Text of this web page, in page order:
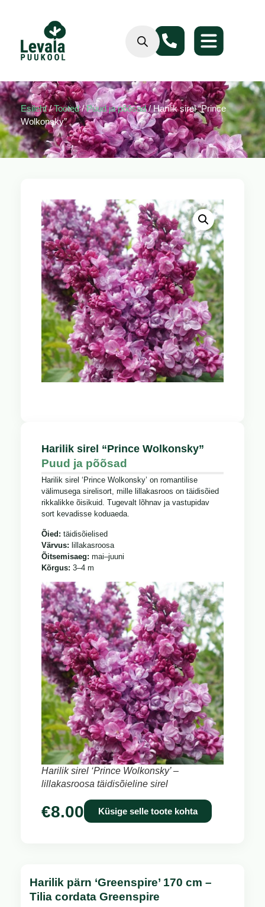
Esileht/Tooted/Puud ja põõsad/ Harilik sirel “Prince
Wolkonsky”
Harilik sirel “Prince Wolkonsky”
Puud ja põõsad
Harilik sirel ‘Prince Wolkonsky’ on romantilise
välimusega sirelisort, mille lillakasroos on täidisõied
rikkalikke õisikuid. Tugevalt lõhnav ja vastupidav
sort kevadisse koduaeda.
Õied: täidisõielised
Värvus: lillakasroosa
Õitsemisaeg: mai–juuni
Kõrgus: 3–4 m
Harilik sirel ‘Prince Wolkonsky’ –
lillakasroosa täidisõieline sirel
€8.00 Küsige selle toote kohta
Harilik pärn ‘Greenspire’ 170 cm –
Tilia cordata Greenspire